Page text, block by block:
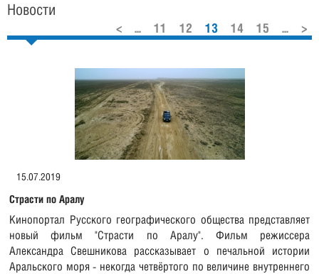
О проекте
Новости
< ... 11 12 13 14 15 ... >
15.07.2019
Страсти по Аралу
Кинопортал Русского географического общества представляет
новый фильм "Страсти по Аралу". Фильм режиссера
Александра Свешникова рассказывает о печальной истории
Аральского моря - некогда четвёртого по величине внутреннего